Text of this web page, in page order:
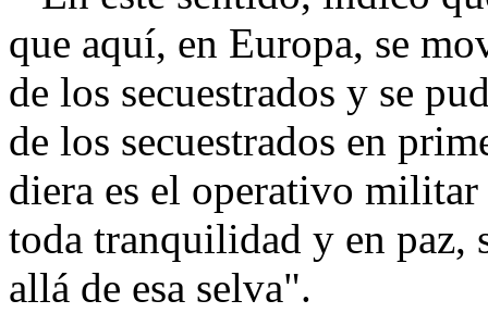
que aquí, en Europa, se
de los secuestrados y se
de los secuestrados en
diera es el operativo
toda tranquilidad y en paz,
allá de esa selva".